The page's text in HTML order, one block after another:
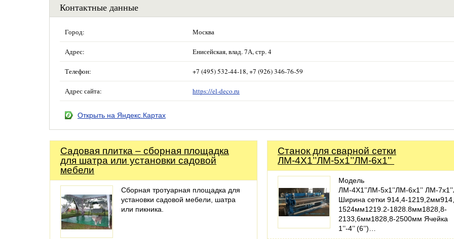
Контактные данные
Город: Москва
Адрес: Енисейская, влад. 7А, стр. 4
Телефон: +7 (495) 532-44-18, +7 (926) 346-76-59
Адрес сайта: https://el-deco.ru
Открыть на Яндекс.Картах
Садовая плитка – сборная площадка
для шатра или установки садовой
мебели
Сборная тротуарная площадка для
установки садовой мебели, шатра
или пикника.
Станок для сварной сетки
ЛМ-4X1’’ЛМ-5x1’’ЛМ-6x1’’
Модель
ЛМ-4X1’’ЛМ-5x1’’ЛМ-6x1’’ ЛМ-
Ширина сетки 914,4-
1524мм1219.2-1828.8мм1828,8-
2133,6мм1828,8-2500мм Ячейка
1’’-4’’ (6’’)…